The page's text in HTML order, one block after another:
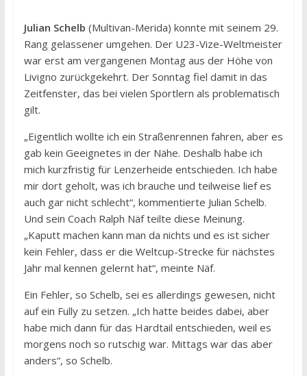
Julian Schelb (Multivan-Merida) konnte mit seinem 29.
Rang gelassener umgehen. Der U23-Vize-Weltmeister
war erst am vergangenen Montag aus der Höhe von
Livigno zurückgekehrt. Der Sonntag fiel damit in das
Zeitfenster, das bei vielen Sportlern als problematisch
gilt.
„Eigentlich wollte ich ein Straßenrennen fahren, aber es
gab kein Geeignetes in der Nähe. Deshalb habe ich
mich kurzfristig für Lenzerheide entschieden. Ich habe
mir dort geholt, was ich brauche und teilweise lief es
auch gar nicht schlecht“, kommentierte Julian Schelb.
Und sein Coach Ralph Näf teilte diese Meinung.
„Kaputt machen kann man da nichts und es ist sicher
kein Fehler, dass er die Weltcup-Strecke für nächstes
Jahr mal kennen gelernt hat“, meinte Näf.
Ein Fehler, so Schelb, sei es allerdings gewesen, nicht
auf ein Fully zu setzen. „Ich hatte beides dabei, aber
habe mich dann für das Hardtail entschieden, weil es
morgens noch so rutschig war. Mittags war das aber
anders“, so Schelb.